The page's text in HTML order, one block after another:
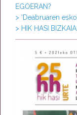
EGOERAN?
> ‘Deabruaren
> HIK HASI